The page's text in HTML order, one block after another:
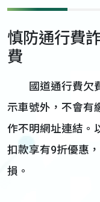
慎防通行費
費
國道通行費欠費
示車號外，不會有
作不明網址連結。
扣款享有9折優惠
損。